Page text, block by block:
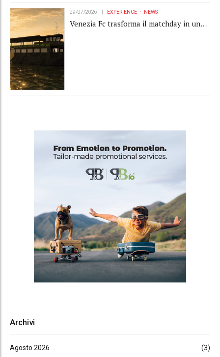
29/07/2026 EXPERIENCE NEWS
Venezia Fc trasforma il matchday in una
Archivi
Agosto 2026 (3)